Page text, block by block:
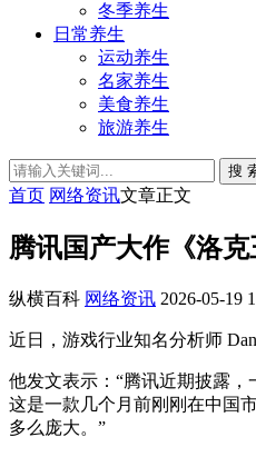
冬季养生
日常养生
运动养生
名家养生
美食养生
旅游养生
搜
首页 网络资讯文章正文
腾讯国产大作《洛
纵横百科 网络资讯 2026-05-19
近日，游戏行业知名分析师
他发文表示：“腾讯近期披露
这是一款几个月前刚刚在中国
多么庞大。”